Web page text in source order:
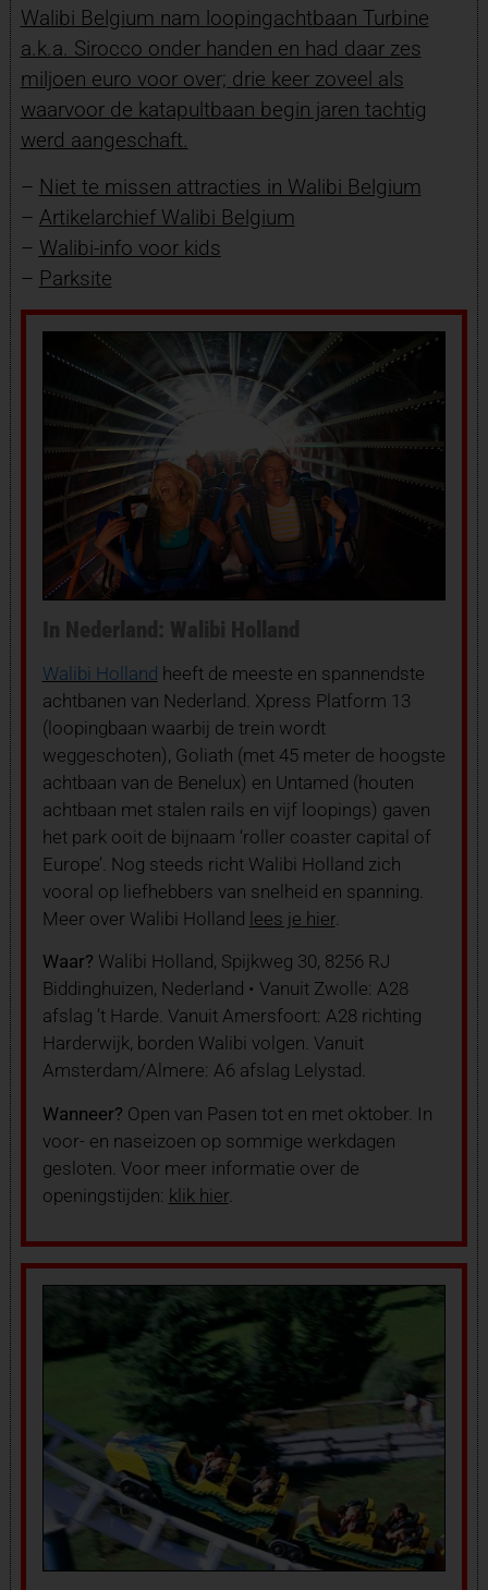
Walibi Belgium nam loopingachtbaan Turbine
a.k.a. Sirocco onder handen en had daar zes
miljoen euro voor over; drie keer zoveel als
waarvoor de katapultbaan begin jaren tachtig
werd aangeschaft.
– Niet te missen attracties in Walibi Belgium
– Artikelarchief Walibi Belgium
– Walibi-info voor kids
– Parksite
Walibi Holland heeft de meeste en spannendste
achtbanen van Nederland. Xpress Platform 13
(loopingbaan waarbij de trein wordt
weggeschoten), Goliath (met 45 meter de hoogste
achtbaan van de Benelux) en Untamed (houten
achtbaan met stalen rails en vijf loopings) gaven
het park ooit de bijnaam ‘roller coaster capital of
Europe’. Nog steeds richt Walibi Holland zich
vooral op liefhebbers van snelheid en spanning.
Meer over Walibi Holland lees je hier.
Waar? Walibi Holland, Spijkweg 30, 8256 RJ
Biddinghuizen, Nederland • Vanuit Zwolle: A28
afslag ’t Harde. Vanuit Amersfoort: A28 richting
Harderwijk, borden Walibi volgen. Vanuit
Amsterdam/Almere: A6 afslag Lelystad.
Wanneer? Open van Pasen tot en met oktober. In
voor- en naseizoen op sommige werkdagen
gesloten. Voor meer informatie over de
openingstijden: klik hier.